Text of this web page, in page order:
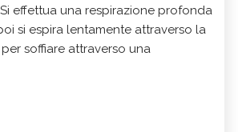
Si effettua una respirazione profonda
si espira lentamente attraverso la
soffiare attraverso una